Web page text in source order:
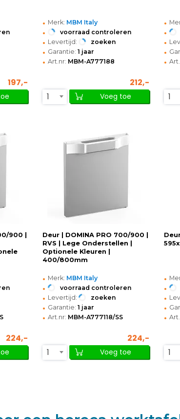
197,-
• Merk: MBM Italy
• voorraad controleren
• Levertijd: zoeken
• Garantie: 1 jaar
• Art.nr: MBM-A777188
212,-
1
Voeg toe
•
•
•
•
•
1
900 |
224,-
Deur | DOMINA PRO 700/900 |
RVS | Lege Onderstellen |
Optionele Kleuren |
400/800mm
• Merk: MBM Italy
• voorraad controleren
• Levertijd: zoeken
• Garantie: 1 jaar
• Art.nr: MBM-A777118/SS
224,-
1
Voeg toe
•
•
•
•
•
1